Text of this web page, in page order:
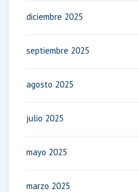
diciembre 2025
septiembre 2025
agosto 2025
julio 2025
mayo 2025
marzo 2025